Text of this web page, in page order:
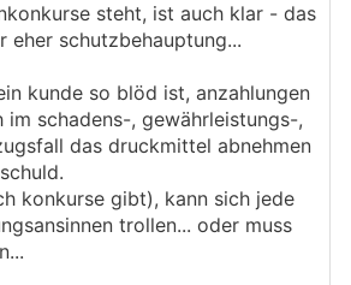
steht, ist auch klar - das
eher schutzbehauptung...
kunde so blöd ist, anzahlungen
im schadens-, gewährleistungs-,
das druckmittel abnehmen
konkurse gibt), kann sich jede
trollen... oder muss